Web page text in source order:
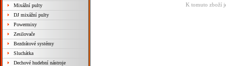
Mixážní pulty
DJ mixážní pulty
Powermixy
Zesilovače
Bezdrátové systémy
Sluchátka
Dechové hudební nástroje
K tomuto zboží